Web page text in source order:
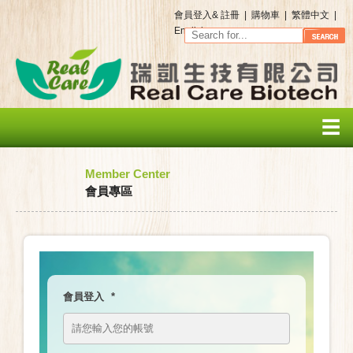
會員登入& 註冊 購物車 繁體中文
English
☰
Member Center
會員專區
會員登入